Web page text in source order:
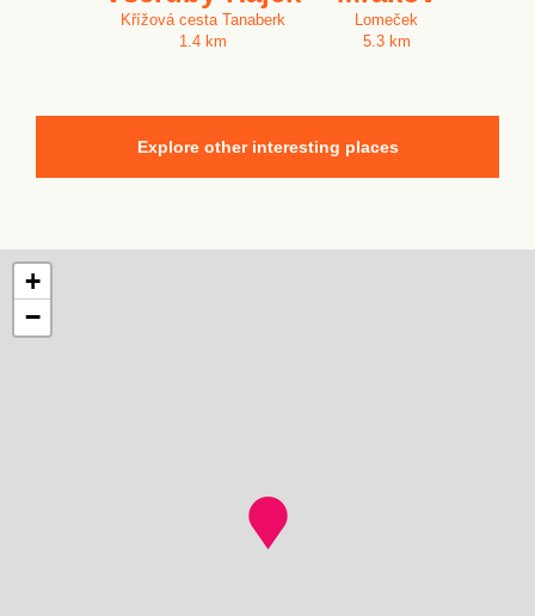
Křížová cesta Tanaberk
1.4 km
Lomeček
5.3 km
Explore other interesting places
+
−